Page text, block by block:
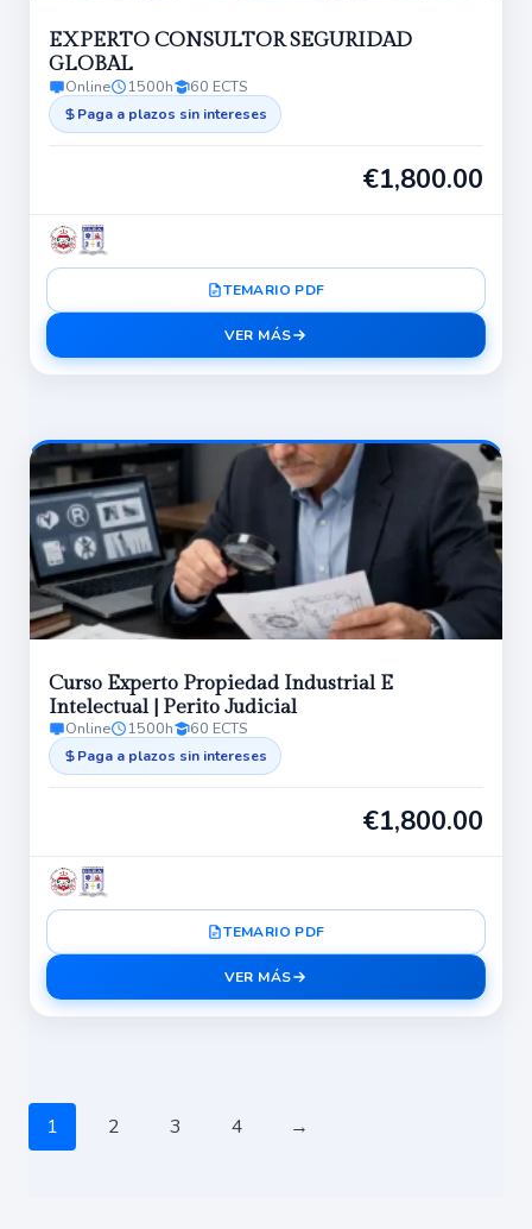
EXPERTO CONSULTOR SEGURIDAD
GLOBAL
Online 1500h 60 ECTS
Paga a plazos sin intereses
€1,800.00
TEMARIO PDF
VER MÁS
Curso Experto Propiedad Industrial E
Intelectual | Perito Judicial
Online 1500h 60 ECTS
Paga a plazos sin intereses
€1,800.00
TEMARIO PDF
VER MÁS
1 2 3 4 →